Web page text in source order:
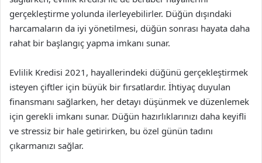
gerçekleştirme yolunda ilerleyebilirler. Düğün dışındaki
harcamaların da iyi yönetilmesi, düğün sonrası hayata daha
rahat bir başlangıç yapma imkanı sunar.
Evlilik Kredisi 2021, hayallerindeki düğünü gerçekleştirmek
isteyen çiftler için büyük bir fırsatlardır. İhtiyaç duyulan
finansmanı sağlarken, her detayı düşünmek ve düzenlemek
için gerekli imkanı sunar. Düğün hazırlıklarınızı daha keyifli
ve stressiz bir hale getirirken, bu özel günün tadını
çıkarmanızı sağlar.